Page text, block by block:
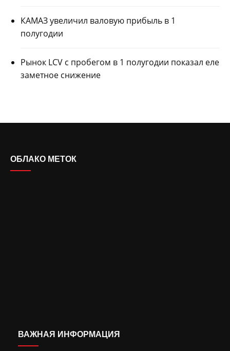
КАМАЗ увеличил валовую прибыль в 1
полугодии
Рынок LCV с пробегом в 1 полугодии показал еле
заметное снижение
ОБЛАКО МЕТОК
ВАЖНАЯ ИНФОРМАЦИЯ